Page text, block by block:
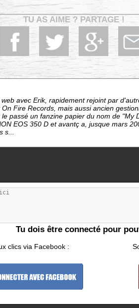
TU AS AIME ? PARTAGE !
avec Erik, rapidement rejoint par
Fire Records, mais aussi ancien
passé un fanzine papier du nom de
EOS 350 D et avantç a, jusque mars
s...
Tu dois être connecté pour
clics via Facebook :